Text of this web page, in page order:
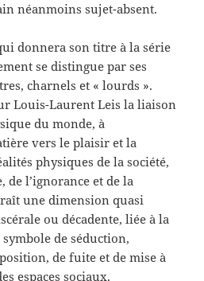
néanmoins sujet-absent.
donnera son titre à la série
se distingue par ses
charnels et « lourds ».
Louis-Laurent Leis la liaison
du monde, à
vers le plaisir et la
physiques de la société,
de l’ignorance et de la
une dimension quasi
ou décadente, liée à la
de séduction,
de fuite et de mise à
espaces sociaux.